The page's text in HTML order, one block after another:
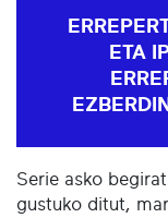
ETA
Serie asko
gustuko ditut,